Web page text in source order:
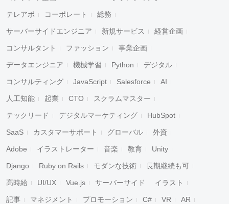
テレアポ コーポレート 総務
サーバーサイドエンジニア 新規サービス 経営企画
コンサルタント ファッション 事業企画
データエンジニア 機械学習 Python デジタル
コンサルティング JavaScript Salesforce AI
人工知能 起業 CTO スクラムマスター
テックリード デジタルマーケティング HubSpot
SaaS カスタマーサポート グローバル 外資
Adobe イラストレーター 音楽 教育 Unity
Django Ruby on Rails モダンな技術 長期継続も可
高時給 UI/UX Vue.js サーバーサイド イラスト
記事 マネジメント プロモーション C# VR AR